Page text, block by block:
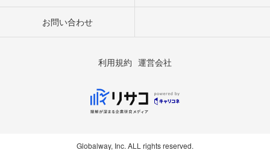
お問い合わせ
利用規約 運営会社
Globalway, Inc. ALL rights reserved.